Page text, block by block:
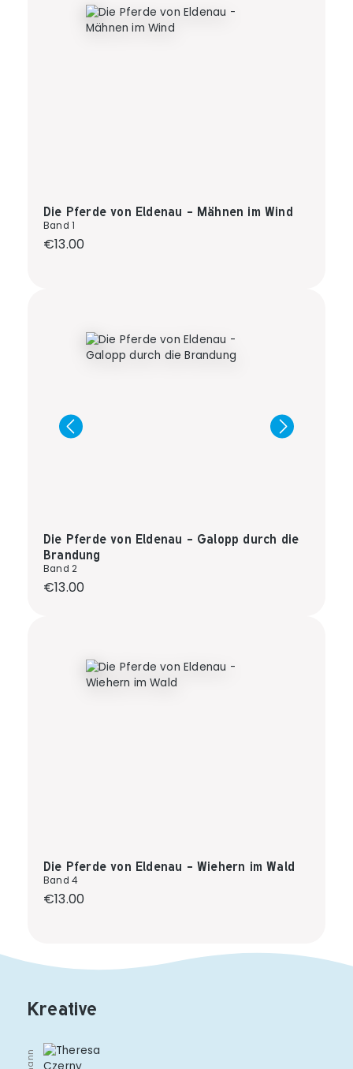
Die Pferde von Eldenau - Mähnen im Wind
Band 1
Regular price:
€13.00
Die Pferde von Eldenau - Galopp durch die
Brandung
Band 2
Regular price:
€13.00
Die Pferde von Eldenau - Wiehern im Wald
Band 4
Regular price:
€13.00
Kreative